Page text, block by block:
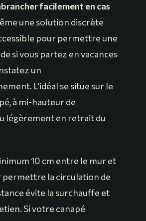
facilement en cas
une solution discrète
pour permettre une
si vous partez en vacances
un
L’idéal se situe sur le
à mi-hauteur de
légèrement en retrait du
10 cm entre le mur et
permettre la circulation de
évite la surchauffe et
Si votre canapé